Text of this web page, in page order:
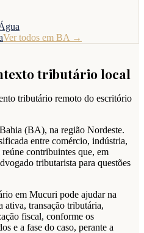
Ver todos em BA →
tributário local
tributário remoto do escritório
(BA), na região Nordeste.
entre comércio, indústria,
contribuintes que, em
tributarista para questões
em Mucuri pode ajudar na
ativa, transação tributária,
fiscal, conforme os
e a fase do caso, perante a